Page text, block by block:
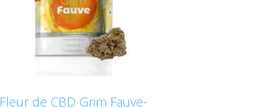
Fleur de CBD Grim Fauve-